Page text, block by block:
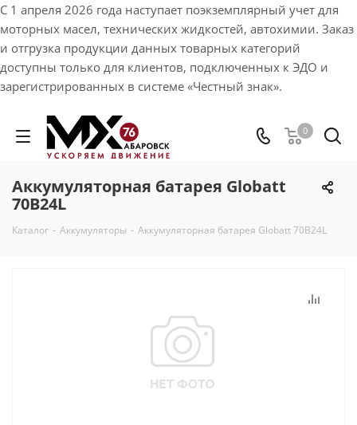
С 1 апреля 2026 года наступает поэкземплярный учет для
моторных масел, технических жидкостей, автохимии. Заказ
и отгрузка продукции данных товарных категорий
доступны только для клиентов, подключенных к ЭДО и
зарегистрированных в системе «Честный знак».
0
Аккумуляторная батарея Globatt
70В24L
Каталог - Аккумуляторы - Аккумуляторная батарея Globatt 70В24L